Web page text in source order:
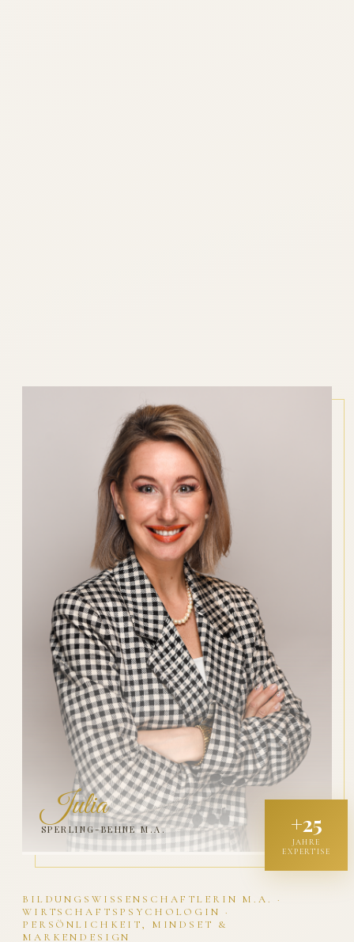
BILDUNGSWISSENSCHAFTLERIN M.A. ·
WIRTSCHAFTSPSYCHOLOGIN ·
PERSÖNLICHKEIT, MINDSET &
MARKENDESIGN
Julia
SPERLING-BEHNE M.A. +25
JAHRE
EXPERTISE